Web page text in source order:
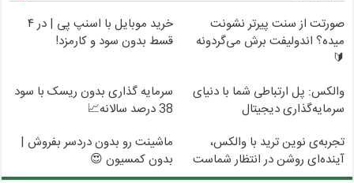
صورتت از سنت پیرتر نشونت
میده؟ اندولیفت برش می‌گردونه
🔰
خرید موبایل با اسنپ پی | در ۴
قسط بدون سود و کارمزد!
والکس: پل ارتباطی شما با دنیای
سرمایه‌گذاری دیجیتال
سرمایه گذاری بدون ریسک با سود
38 درصد سالانه📈
تجربه‌ی نوین ترید با والکس،
آینده‌ای روشن در انتظار شماست
ماشینت رو بدون دردسر بفروش |
بدون کمسیون 😍